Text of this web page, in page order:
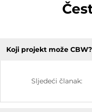
Koji projekt može CBW?
Sljedeći članak: